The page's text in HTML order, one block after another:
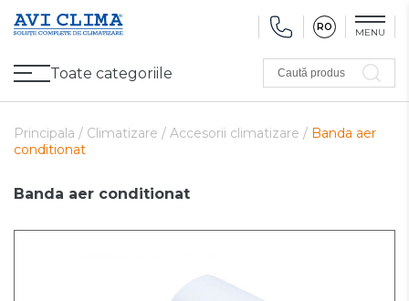
RO MENU
Toate categoriile
Climatizare
Ventilare
Caută produs
Principala / Climatizare / Accesorii climatizare / Banda aer
conditionat
Banda aer conditionat